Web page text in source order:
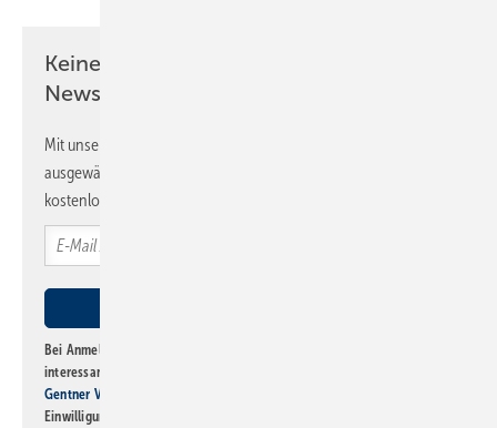
Keine Zeit? Kein Problem mit dem SBZ
Newsletter!
Mit unserem Newsletter erhalten Sie regelmäßig von uns
ausgewählte Informationen und Neuigkeiten, gebündelt und
kostenlos direkt ins Postfach.
Bei Anmeldung zu diesem Newsletter bin ich damit einverstanden, über
interessante Verlags- und Online-Angebote
Gentner Verlag GmbH & Co. KG
Einwilligung kann ich jederzeit widerrufen und eine Abmeldung ist